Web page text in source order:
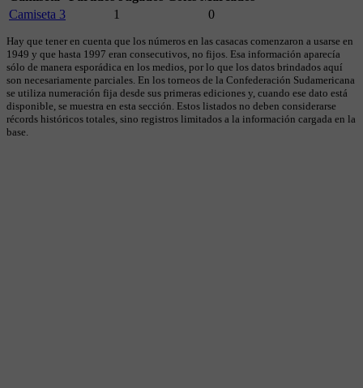
Camiseta 3
1 0
Hay que tener en cuenta que los números en las casacas comenzaron a usarse en
1949 y que hasta 1997 eran consecutivos, no fijos. Esa información aparecía
sólo de manera esporádica en los medios, por lo que los datos brindados aquí
son necesariamente parciales. En los torneos de la Confederación Sudamericana
se utiliza numeración fija desde sus primeras ediciones y, cuando ese dato está
disponible, se muestra en esta sección. Estos listados no deben considerarse
récords históricos totales, sino registros limitados a la información cargada en la
base.